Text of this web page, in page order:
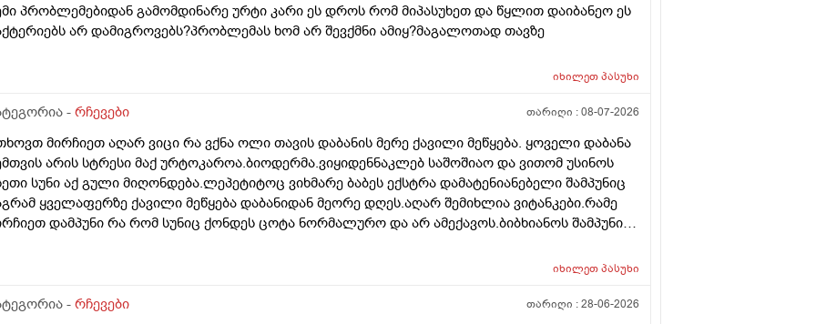
პრობლემებიდან გამომდინარე ურტი კარი ეს დროს რომ მიპასუხეთ და წყლით დაიბანეო ეს
არ დამიგროვებს?პრობლემას ხომ არ შევქმნი ამიყ?მაგალოთად თავზე
იხილეთპასუხი
- რჩევები თარიღი :08-07-2026
მირჩიეთ აღარ ვიცი რა ვქნა ოლი თავის დაბანის მერე ქავილი მეწყება. ყოველი დაბანა
არის სტრესი მაქ ურტოკაროა.ბიოდერმა.ვიყიდენნაკლებ საშოშიაო და ვითომ უსინოს
სუნი აქ გული მიღონდება.ლეპეტიტოც ვიხმარე ბაბეს ექსტრა დამატენიანებელი შამპუნიც
ყველაფერზე ქავილი მეწყება დაბანიდან მეორე დღეს.აღარ შემიხლია ვიტანკები.რამე
დამპუნი რა რომ სუნიც ქონდეს ცოტა ნორმალურო და არ ამექავოს.ბიბხიანოს შამპუნი
აოხმაროა და ასე მგონია ბაბე იფრო ნახია და თუ ბაბე მახლევს ქავილს ბიბჩენი იგრო
ბინჩენი უკეთესია რონელი?სხვადასხვა აქვს ბუბჩენს
იხილეთპასუხი
- რჩევები თარიღი :28-06-2026